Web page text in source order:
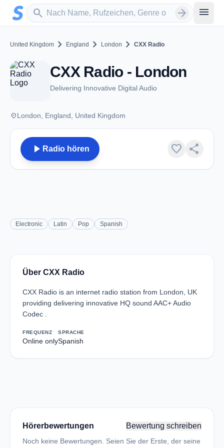
Zum Hauptinhalt springen
search
Sender suchen arrow_forward menu
United Kingdom chevron_right England chevron_right London chevron_right CXX Radio
CXX Radio - London
Delivering Innovative Digital Audio
placeLondon, England, United Kingdom
play_arrow Radio hören favorite share
Electronic Latin Pop Spanish
Über CXX Radio
CXX Radio is an internet radio station from London, UK
providing delivering innovative HQ sound AAC+ Audio
Codec .
FREQUENZ
Online only
SPRACHE
Spanish
Hörerbewertungen Bewertung schreiben
Noch keine Bewertungen. Seien Sie der Erste, der seine